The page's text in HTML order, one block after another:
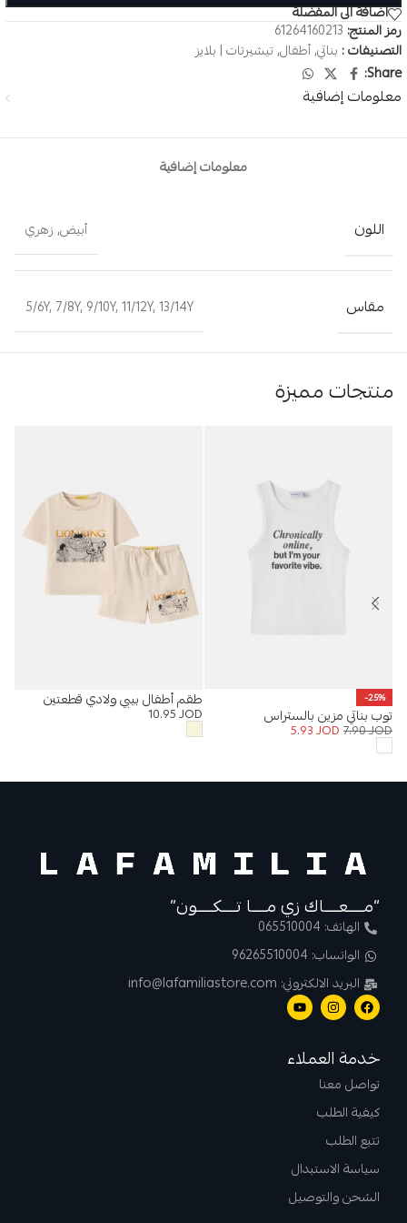
اضافة الى المفضلة
رمز المنتج: 61264160213
التصنيفات : بناتي,أطفال, تيشيرتات | بلايز
Share:
معلومات إضافية
معلومات إضافية
اللون أبيض, زهري
مقاس 5/6Y, 7/8Y, 9/10Y, 11/12Y, 13/14Y
منتجات مميزة
-25%
توب بناتي مزين بالستراس
7.90JOD
5.93JOD
طقم أطفال بيبي ولادي قطعتين
10.95JOD
“مــــعــــاك زي مــــا تــــكــــون”
الهاتف: 065510004
الواتساب: 96265510004
البريد الالكتروني: info@lafamiliastore.com
خدمة العملاء
تواصل معنا
كيفية الطلب
تتبع الطلب
سياسة الاستبدال
الشحن والتوصيل